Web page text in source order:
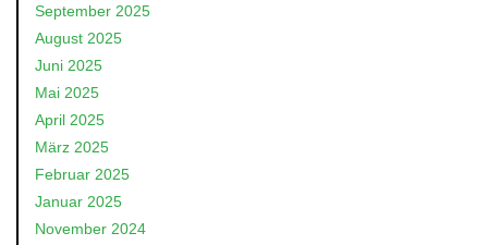
September 2025
August 2025
Juni 2025
Mai 2025
April 2025
März 2025
Februar 2025
Januar 2025
November 2024